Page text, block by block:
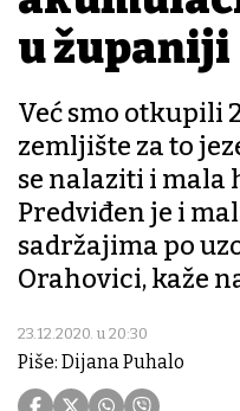
u županiji
Već smo otkupili
zemljište za to
se nalaziti i mala
Predviđen je i
sadržajima po
Orahovici, kaže
23.12.2020. u 20:30
Piše: Dijana Puhalo